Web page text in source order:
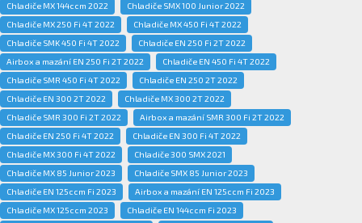
Chladiče MX 144ccm 2022
Chladiče SMX 100 Junior 2022
Chladiče MX 250 Fi 4T 2022
Chladiče MX 450 Fi 4T 2022
Chladiče SMK 450 Fi 4T 2022
Chladiče EN 250 Fi 2T 2022
Airbox a mazání EN 250 Fi 2T 2022
Chladiče EN 450 Fi 4T 2022
Chladiče SMR 450 Fi 4T 2022
Chladiče EN 250 2T 2022
Chladiče EN 300 2T 2022
Chladiče MX 300 2T 2022
Chladiče SMR 300 Fi 2T 2022
Airbox a mazání SMR 300 Fi 2T 2022
Chladiče EN 250 Fi 4T 2022
Chladiče EN 300 Fi 4T 2022
Chladiče MX 300 Fi 4T 2022
Chladiče 300 SMX 2021
Chladiče MX 85 Junior 2023
Chladiče SMX 85 Junior 2023
Chladiče EN 125ccm Fi 2023
Airbox a mazání EN 125ccm Fi 2023
Chladiče MX 125ccm 2023
Chladiče EN 144ccm Fi 2023